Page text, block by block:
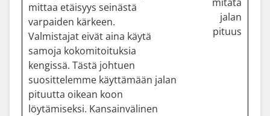
mittaa etäisyys seinästä
varpaiden kärkeen.
Valmistajat eivät aina käytä
samoja kokomitoituksia
kengissä. Tästä johtuen
suosittelemme käyttämään jalan
pituutta oikean koon
löytämiseksi. Kansainvälinen